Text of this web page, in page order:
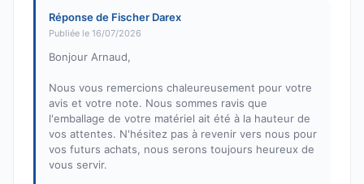
Réponse de Fischer Darex
Publiée le 16/07/2026
Bonjour Arnaud,
Nous vous remercions chaleureusement pour votre
avis et votre note. Nous sommes ravis que
l'emballage de votre matériel ait été à la hauteur de
vos attentes. N'hésitez pas à revenir vers nous pour
vos futurs achats, nous serons toujours heureux de
vous servir.